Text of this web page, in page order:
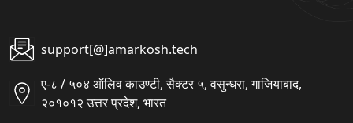
support[@]amarkosh.tech
ए-८ / ५०४ ऑलिव काउण्टी, सैक्टर ५, वसुन्धरा, गाजियाबाद,
२०१०१२ उत्तर प्रदेश, भारत